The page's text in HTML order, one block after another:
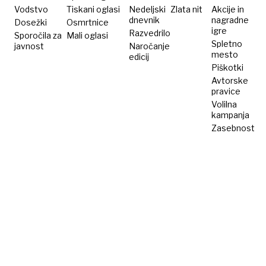
Vodstvo
Dosežki
Sporočila za
javnost
Tiskani oglasi
Osmrtnice
Mali oglasi
Nedeljski
dnevnik
Razvedrilo
Naročanje
edicij
Zlata nit
Akcije in
nagradne
igre
Spletno
mesto
Piškotki
Avtorske
pravice
Volilna
kampanja
Zasebnost